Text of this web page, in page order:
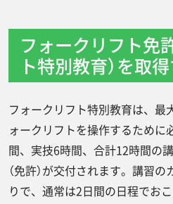
フォークリフト免
ト特別教育）を取
フォークリフト特別教育は、最
ォークリフトを操作するために
間、実技6時間、合計12時間の
（免許）が交付されます。講習
りで、通常は2日間の日程でおこ